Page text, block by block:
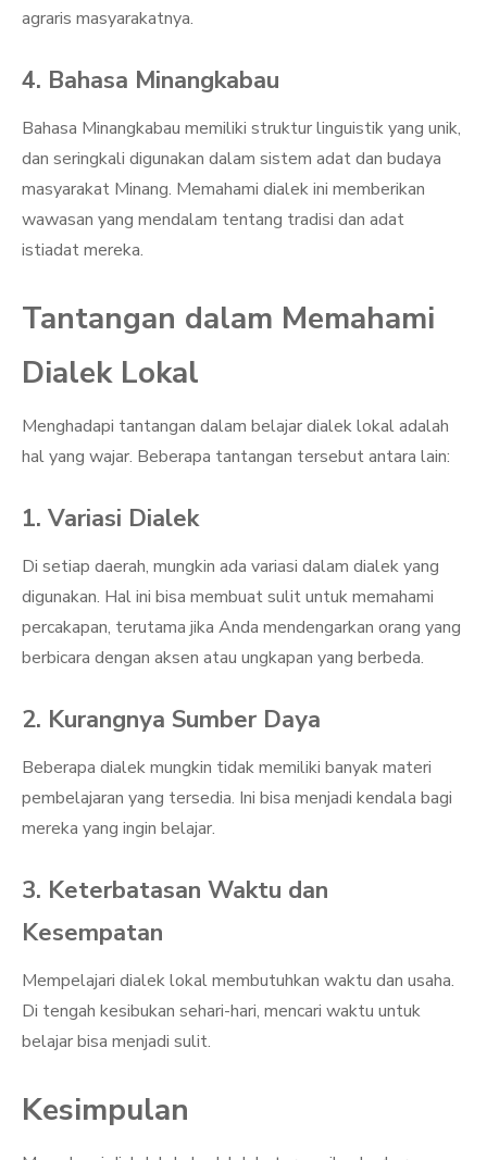
agraris masyarakatnya.
4. Bahasa Minangkabau
Bahasa Minangkabau memiliki struktur linguistik yang unik,
dan seringkali digunakan dalam sistem adat dan budaya
masyarakat Minang. Memahami dialek ini memberikan
wawasan yang mendalam tentang tradisi dan adat
istiadat mereka.
Tantangan dalam Memahami
Dialek Lokal
Menghadapi tantangan dalam belajar dialek lokal adalah
hal yang wajar. Beberapa tantangan tersebut antara lain:
1. Variasi Dialek
Di setiap daerah, mungkin ada variasi dalam dialek yang
digunakan. Hal ini bisa membuat sulit untuk memahami
percakapan, terutama jika Anda mendengarkan orang yang
berbicara dengan aksen atau ungkapan yang berbeda.
2. Kurangnya Sumber Daya
Beberapa dialek mungkin tidak memiliki banyak materi
pembelajaran yang tersedia. Ini bisa menjadi kendala bagi
mereka yang ingin belajar.
3. Keterbatasan Waktu dan
Kesempatan
Mempelajari dialek lokal membutuhkan waktu dan usaha.
Di tengah kesibukan sehari-hari, mencari waktu untuk
belajar bisa menjadi sulit.
Kesimpulan